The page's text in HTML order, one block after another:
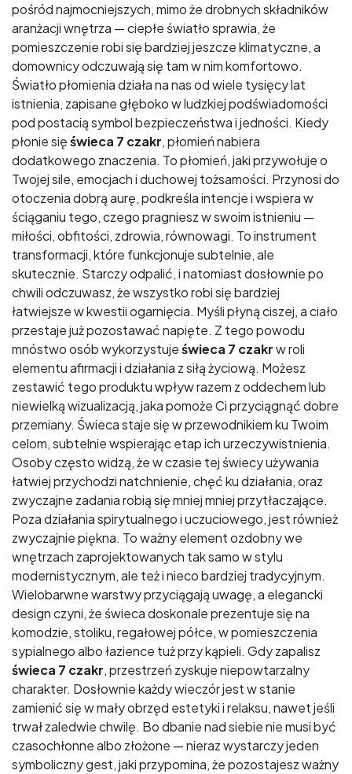
pośród najmocniejszych, mimo że drobnych składników
aranżacji wnętrza — ciepłe światło sprawia, że
pomieszczenie robi się bardziej jeszcze klimatyczne, a
domownicy odczuwają się tam w nim komfortowo.
Światło płomienia działa na nas od wiele tysięcy lat
istnienia, zapisane głęboko w ludzkiej podświadomości
pod postacią symbol bezpieczeństwa i jedności. Kiedy
płonie sięświeca 7 czakr, płomień nabiera
dodatkowego znaczenia. To płomień, jaki przywołuje o
Twojej sile, emocjach i duchowej tożsamości. Przynosi do
otoczenia dobrą aurę, podkreśla intencje i wspiera w
ściąganiu tego, czego pragniesz w swoim istnieniu —
miłości, obfitości, zdrowia, równowagi. To instrument
transformacji, które funkcjonuje subtelnie, ale
skutecznie. Starczy odpalić, i natomiast dosłownie po
chwili odczuwasz, że wszystko robi się bardziej
łatwiejsze w kwestii ogarnięcia. Myśli płyną ciszej, a ciało
przestaje już pozostawać napięte. Z tego powodu
mnóstwo osób wykorzystujeświeca 7 czakrw roli
elementu afirmacji i działania z siłą życiową. Możesz
zestawić tego produktu wpływ razem z oddechem lub
niewielką wizualizacją, jaka pomoże Ci przyciągnąć dobre
przemiany. Świeca staje się w przewodnikiem ku Twoim
celom, subtelnie wspierając etap ich urzeczywistnienia.
Osoby często widzą, że w czasie tej świecy używania
łatwiej przychodzi natchnienie, chęć ku działania, oraz
zwyczajne zadania robią się mniej mniej przytłaczające.
Poza działania spirytualnego i uczuciowego, jest również
zwyczajnie piękna. To ważny element ozdobny we
wnętrzach zaprojektowanych tak samo w stylu
modernistycznym, ale też i nieco bardziej tradycyjnym.
Wielobarwne warstwy przyciągają uwagę, a elegancki
design czyni, że świeca doskonale prezentuje się na
komodzie, stoliku, regałowej półce, w pomieszczenia
sypialnego albo łazience tuż przy kąpieli. Gdy zapalisz
świeca 7 czakr, przestrzeń zyskuje niepowtarzalny
charakter. Dosłownie każdy wieczór jest w stanie
zamienić się w mały obrzęd estetyki i relaksu, nawet jeśli
trwał zaledwie chwilę. Bo dbanie nad siebie nie musi być
czasochłonne albo złożone — nieraz wystarczy jeden
symboliczny gest, jaki przypomina, że pozostajesz ważny